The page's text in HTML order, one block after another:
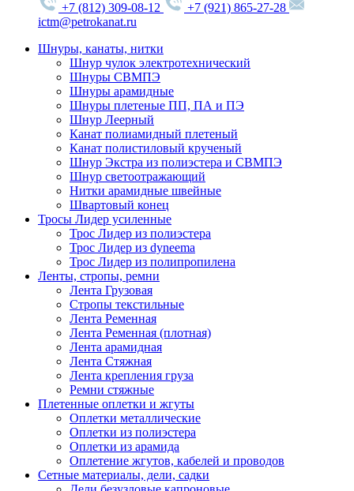
+7 (812) 309-08-12
+7 (921) 865-27-28
ictm@petrokanat.ru
Шнуры, канаты, нитки
Шнур чулок электротехнический
Шнуры СВМПЭ
Шнуры арамидные
Шнуры плетеные ПП, ПА и ПЭ
Шнур Леерный
Канат полиамидный плетеный
Канат полистиловый крученый
Шнур Экстра из полиэстера и СВМПЭ
Шнур светоотражающий
Нитки арамидные швейные
Швартовый конец
Тросы Лидер усиленные
Трос Лидер из полиэстера
Трос Лидер из dyneema
Трос Лидер из полипропилена
Ленты, стропы, ремни
Лента Грузовая
Стропы текстильные
Лента Ременная
Лента Ременная (плотная)
Лента арамидная
Лента Стяжная
Лента крепления груза
Ремни стяжные
Плетенные оплетки и жгуты
Оплетки металлические
Оплетки из полиэстера
Оплетки из арамида
Оплетение жгутов, кабелей и проводов
Сетные материалы, дели, садки